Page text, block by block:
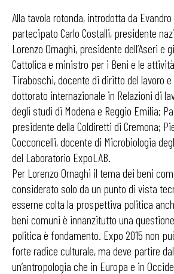
Alla tavola rotonda, introdotta da
partecipato Carlo Costalli, presidente
Lorenzo Ornaghi, presidente dell’Aseri e
Cattolica e ministro per i Beni e le
Tiraboschi, docente di diritto del lavoro
dottorato internazionale in Relazioni di
degli studi di Modena e Reggio Emilia;
presidente della Coldiretti di Cremona;
Cocconcelli, docente di Microbiologia
del Laboratorio ExpoLAB.
Per Lorenzo Ornaghi il tema dei beni
considerato solo da un punto di vista
esserne colta la prospettiva politica
beni comuni è innanzitutto una
politica è fondamento. Expo 2015 non
forte radice culturale, ma deve partire
un’antropologia che in Europa e in